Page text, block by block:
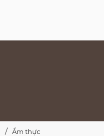
Ẩm thực